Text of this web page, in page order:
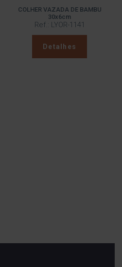
COLHER VAZADA DE BAMBU
30x6cm
Ref.: LYOR-1141
Detalhes